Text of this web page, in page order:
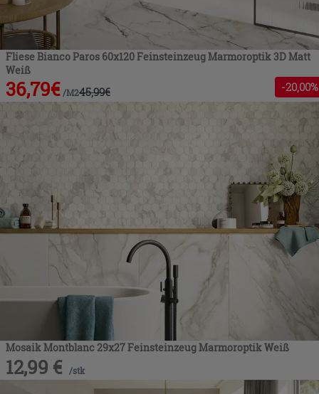
Fliese Bianco Paros 60x120 Feinsteinzeug Marmoroptik 3D Matt
Weiß
36,79€ /M245,99€ -20,00%
Mosaik Montblanc 29x27 Feinsteinzeug Marmoroptik Weiß
12,99 € /stk